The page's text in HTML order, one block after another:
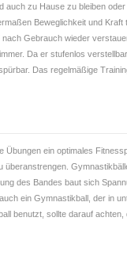
auch zu Hause zu bleiben
Beweglichkeit und
Gebrauch wieder
Da er stufenlos
Das regelmäßige
ein optimales
überanstrengen.
des Bandes baut sich
ein Gymnastikball, der in
benutzt, sollte darauf